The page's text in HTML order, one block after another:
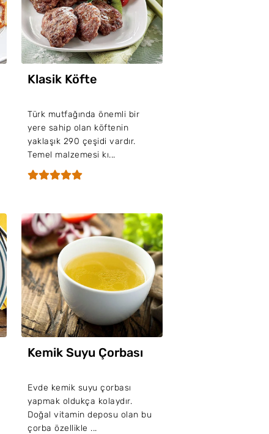
Klasik Köfte
Türk mutfağında önemli bir
yere sahip olan köftenin
yaklaşık 290 çeşidi vardır.
Temel malzemesi kı...
Kemik Suyu Çorbası
Evde kemik suyu çorbası
yapmak oldukça kolaydır.
Doğal vitamin deposu olan bu
çorba özellikle ...